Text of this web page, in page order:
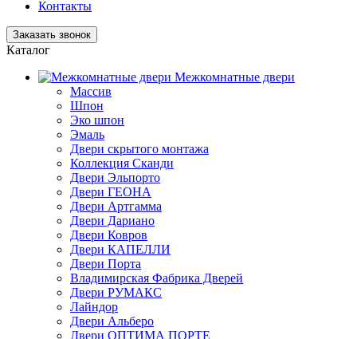
Контакты
Заказать звонок
Каталог
Межкомнатные двери
Массив
Шпон
Эко шпон
Эмаль
Двери скрытого монтажа
Коллекция Сканди
Двери Эльпорто
Двери ГЕОНА
Двери Артгамма
Двери Дариано
Двери Ковров
Двери КАПЕЛЛИ
Двери Порта
Владимирская Фабрика Дверей
Двери РУМАКС
Лайндор
Двери Альберо
Двери ОПТИМА ПОРТЕ